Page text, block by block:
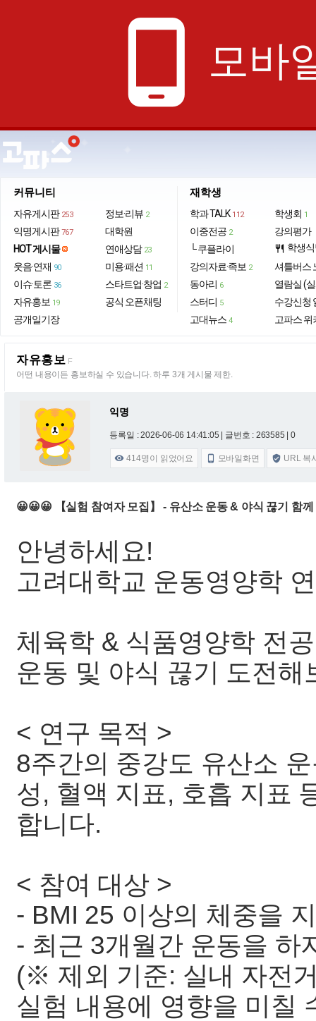
phone_android 모바
커뮤니티
자유게시판 253
익명게시판 767
HOT 게시물
웃음·연재 90
이슈·토론 36
자유홍보 19
공개일기장
정보·리뷰 2
대학원
연애상담 23
미용·패션 11
스타트업·창업 2
공식 오픈채팅
재학생
학과 TALK 112
이중전공 2
└ 쿠플라이
강의자료·족보 2
동아리 6
스터디 5
고대뉴스 4
학생회 1
강의평가
restaurant 학생
셔틀버스
열람실 (
수강신청
고파스 위
자유홍보 F
어떤 내용이든 홍보하실 수 있습니다. 하루 3개 게시물 제한.
익명
등록일 : 2026-06-06 14:41:05 | 글번호 : 263585 | 0
 414명이 읽었어요  모바일화면  URL 복
😀😀😀 【실험 참여자 모집】 - 유산소 운동 & 야식 끊기 함
안녕하세요!
고려대학교 운동영양학
체육학 & 식품영양학 전
운동 및 야식 끊기 도전
< 연구 목적 >
8주간의 중강도 유산소
성, 혈액 지표, 호흡 지표
합니다.
< 참여 대상 >
- BMI 25 이상의 체중을
- 최근 3개월간 운동을 하
(※ 제외 기준: 실내 자전
실험 내용에 영향을 미칠